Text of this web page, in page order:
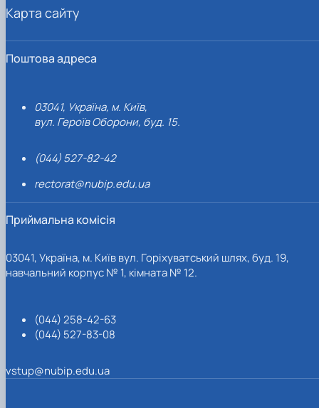
Поштова адреса
03041, Україна, м. Київ,
вул. Героїв Оборони, буд. 15.
(044) 527-82-42
rectorat@nubip.edu.ua
Приймальна комісія
03041, Україна, м. Київ вул. Горіхуватський шлях, буд. 19,
навчальний корпус № 1, кімната № 12.
(044) 258-42-63
(044) 527-83-08
vstup@nubip.edu.ua
Карта сайту